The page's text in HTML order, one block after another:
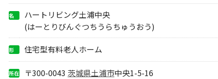
名
ハートリビング土浦中央
(はーとりびんぐつちうらちゅうおう)
形
住宅型有料老人ホーム
所在
〒300-0043 茨城県土浦市中央1-5-16